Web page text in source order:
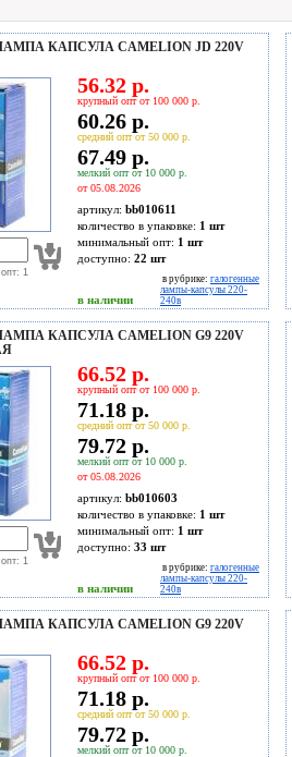
КАПСУЛА CAMELION JD 220V
1
56.32 р.
крупный опт от 100 000 р.
60.26 р.
средний опт от 50 000 р.
67.49 р.
мелкий опт от 10 000 р.
от 05.08.2026
артикул: bb010611
количество в упаковке: 1 шт
минимальный опт: 1 шт
доступно: 22 шт
в наличии
в рубрике: галогенные
лампы-капсулы 220-
240в
КАПСУЛА CAMELION G9 220V
1
66.52 р.
крупный опт от 100 000 р.
71.18 р.
средний опт от 50 000 р.
79.72 р.
мелкий опт от 10 000 р.
от 05.08.2026
артикул: bb010603
количество в упаковке: 1 шт
минимальный опт: 1 шт
доступно: 33 шт
в наличии
в рубрике: галогенные
лампы-капсулы 220-
240в
КАПСУЛА CAMELION G9 220V
66.52 р.
крупный опт от 100 000 р.
71.18 р.
средний опт от 50 000 р.
79.72 р.
мелкий опт от 10 000 р.